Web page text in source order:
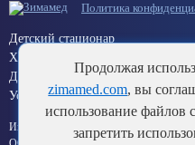
Продолжая
zimamed.com, вы
использование файлов
запретить
Политика
Детский стационар
Хирургический стационар
Дневной стационар
Услуги по ОМС (Краснодар)
Информация об исполнителе: